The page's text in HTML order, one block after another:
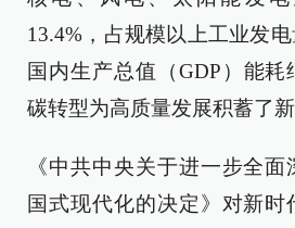
13.4%，占规模以上工业发
国内生产总值（GDP）能
碳转型为高质量发展积蓄了新
《中共中央关于进一步全
国式现代化的决定》对新时